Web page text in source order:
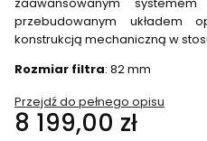
przebudowanym układem
konstrukcją mechaniczną w
Rozmiar filtra: 82 mm
Przejdź do pełnego opisu
Cena
8 199,00 zł